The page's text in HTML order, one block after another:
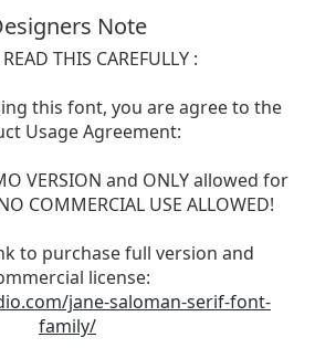
Note
THIS CAREFULLY :
this font, you are agree to the
Usage Agreement:
VERSION and ONLY allowed for
COMMERCIAL USE ALLOWED!
to purchase full version and
license:
jane-saloman-serif-font-
family/